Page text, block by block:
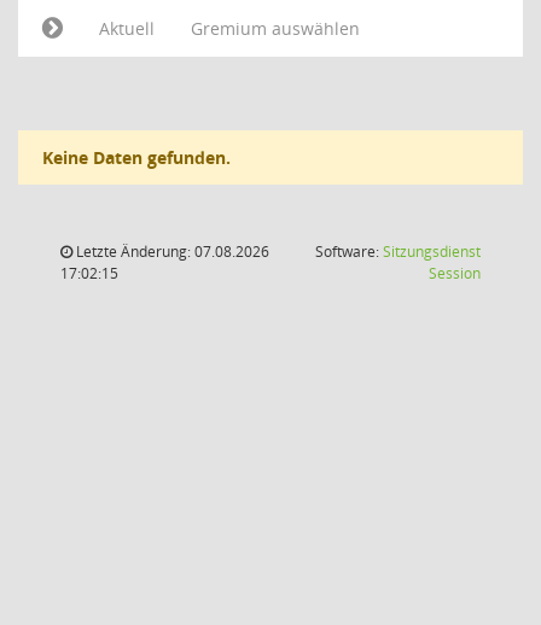
Aktuell
Gremium auswählen
Keine Daten gefunden.
Letzte Änderung: 07.08.2026
17:02:15
Software:Sitzungsdienst
Session(Wird in